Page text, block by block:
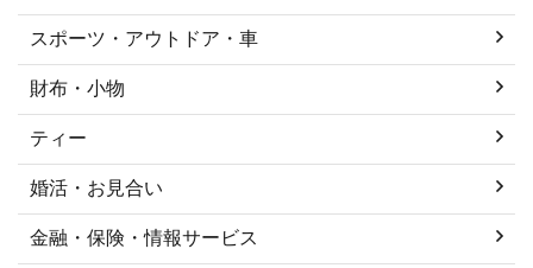
スポーツ・アウトドア・車
財布・小物
ティー
婚活・お見合い
金融・保険・情報サービス